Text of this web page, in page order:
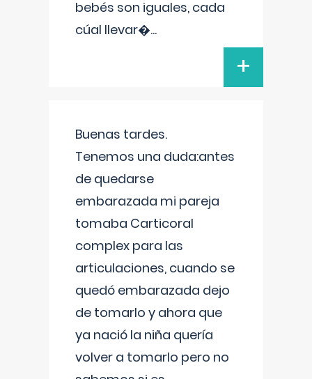
bebés son iguales, cada
cúal llevar�...
+
Buenas tardes.
Tenemos una duda:antes
de quedarse
embarazada mi pareja
tomaba Carticoral
complex para las
articulaciones, cuando se
quedó embarazada dejo
de tomarlo y ahora que
ya nació la niña quería
volver a tomarlo pero no